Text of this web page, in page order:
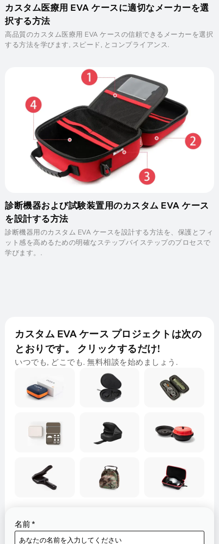
カスタム医療用 EVA ケースに適切なメーカーを選
択する方法
高品質のカスタム医療用 EVA ケースの信頼できるメーカーを選択
する方法を学びます, スピード, とコンプライアンス.
診断機器および試験装置用のカスタム EVA ケース
を設計する方法
診断機器用のカスタム EVA ケースを設計する方法を、保護とフィ
ット感を高めるための明確なステップバイステップのプロセスで
学びます。.
名前*
カスタム EVA ケース プロジェクトは次の
とおりです。 クリックするだけ!
いつでも, どこでも. 無料相談を始めましょう.